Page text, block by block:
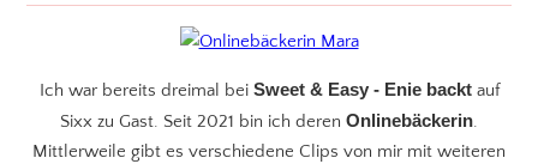
Ich war bereits dreimal bei Sweet & Easy - Enie backtauf
Sixx zu Gast. Seit 2021 bin ich deren Onlinebäckerin.
Mittlerweile gibt es verschiedene Clips von mir mit weiteren